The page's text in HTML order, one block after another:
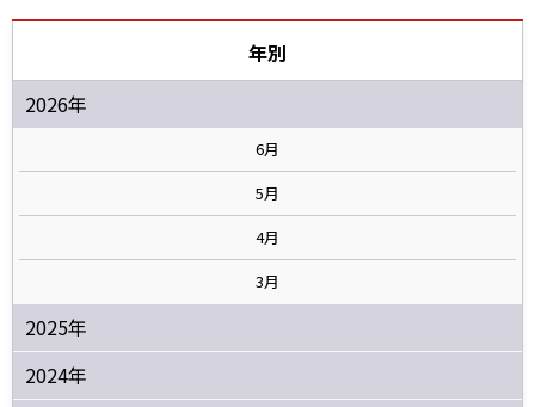
年別
2026年
6月
5月
4月
3月
2025年
2024年